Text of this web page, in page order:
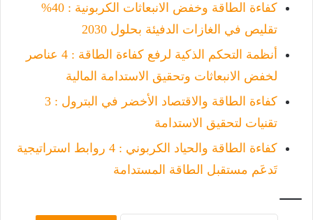
كفاءة الطاقة وخفض الانبعاثات الكربونية : 40%
تقليص في الغازات الدفيئة بحلول 2030
أنظمة التحكم الذكية لرفع كفاءة الطاقة : 4 عناصر
لخفض الانبعاثات وتحقيق الاستدامة المالية
كفاءة الطاقة والاقتصاد الأخضر في البترول : 3
تقنيات لتحقيق الاستدامة
كفاءة الطاقة والحياد الكربوني : 4 روابط استراتيجية
تَدعَم مستقبل الطاقة المستدامة